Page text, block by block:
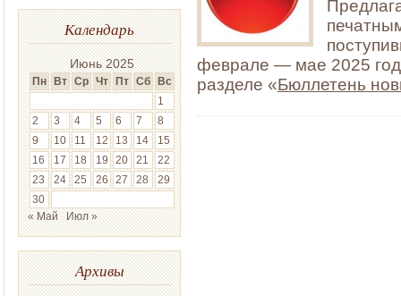
Календарь
Июнь 2025
Пн Вт Ср Чт Пт Сб Вс
1
2
3 4 5 6 7
8
9
10 11 12 13 14
15
16
17 18 19 20 21
22
23
24 25 26 27 28
29
30
« Май
Июл »
Архивы
феврале — мае 2025
разделе «Бюллетень